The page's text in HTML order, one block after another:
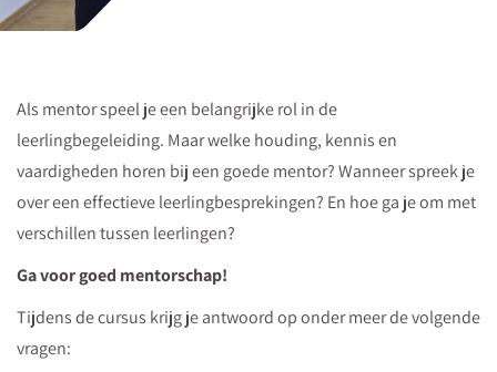
om
krijgen
hoe
een
leerling
zichzelf
ziet
opzichte
van
Als mentor speel je een belangrijke rol in de
leerlingbegeleiding. Maar welke houding, kennis en
vaardigheden horen bij een goede mentor? Wanneer spreek je
over een effectieve leerlingbesprekingen? En hoe ga je om met
verschillen tussen leerlingen?
Ga voor goed mentorschap!
Tijdens de cursus krijg je antwoord op onder meer de volgende
vragen: